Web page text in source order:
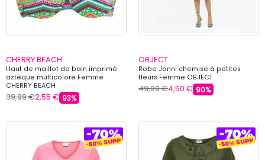
CHERRY BEACH
Haut de maillot de bain imprimé
aztèque multicolore Femme
CHERRY BEACH
39,99 €2,55 € 93%
OBJECT
Robe Janni chemise à petites
fleurs Femme OBJECT
49,99 €4,50 € 90%